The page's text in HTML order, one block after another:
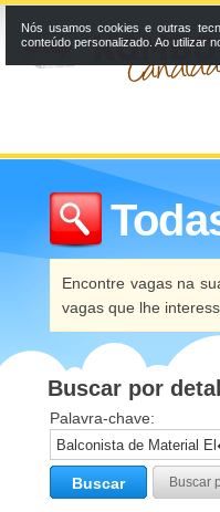
Encontre vagas na
vagas que lhe
Buscar por
Palavra-chave:
Buscar Buscar
Nós usamos cookies e outras
conteúdo personalizado. Ao utilizar